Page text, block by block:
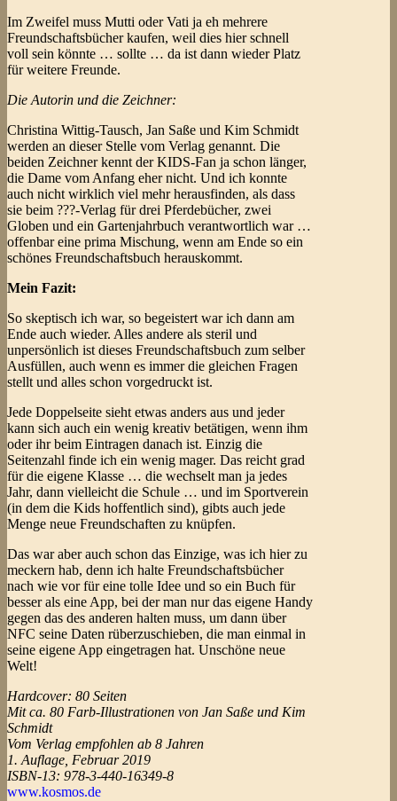
Im Zweifel muss Mutti oder Vati ja eh mehrere
Freundschaftsbücher kaufen, weil dies hier schnell
voll sein könnte … sollte … da ist dann wieder Platz
für weitere Freunde.
Die Autorin und die Zeichner:
Christina Wittig-Tausch, Jan Saße und Kim Schmidt
werden an dieser Stelle vom Verlag genannt. Die
beiden Zeichner kennt der KIDS-Fan ja schon länger,
die Dame vom Anfang eher nicht. Und ich konnte
auch nicht wirklich viel mehr herausfinden, als dass
sie beim ???-Verlag für drei Pferdebücher, zwei
Globen und ein Gartenjahrbuch verantwortlich war …
offenbar eine prima Mischung, wenn am Ende so ein
schönes Freundschaftsbuch herauskommt.
Mein Fazit:
So skeptisch ich war, so begeistert war ich dann am
Ende auch wieder. Alles andere als steril und
unpersönlich ist dieses Freundschaftsbuch zum selber
Ausfüllen, auch wenn es immer die gleichen Fragen
stellt und alles schon vorgedruckt ist.
Jede Doppelseite sieht etwas anders aus und jeder
kann sich auch ein wenig kreativ betätigen, wenn ihm
oder ihr beim Eintragen danach ist. Einzig die
Seitenzahl finde ich ein wenig mager. Das reicht grad
für die eigene Klasse … die wechselt man ja jedes
Jahr, dann vielleicht die Schule … und im Sportverein
(in dem die Kids hoffentlich sind), gibts auch jede
Menge neue Freundschaften zu knüpfen.
Das war aber auch schon das Einzige, was ich hier zu
meckern hab, denn ich halte Freundschaftsbücher
nach wie vor für eine tolle Idee und so ein Buch für
besser als eine App, bei der man nur das eigene Handy
gegen das des anderen halten muss, um dann über
NFC seine Daten rüberzuschieben, die man einmal in
seine eigene App eingetragen hat. Unschöne neue
Welt!
Hardcover: 80 Seiten
Mit ca. 80 Farb-Illustrationen von Jan Saße und Kim
Schmidt
Vom Verlag empfohlen ab 8 Jahren
1. Auflage, Februar 2019
ISBN-13: 978-3-440-16349-8
www.kosmos.de